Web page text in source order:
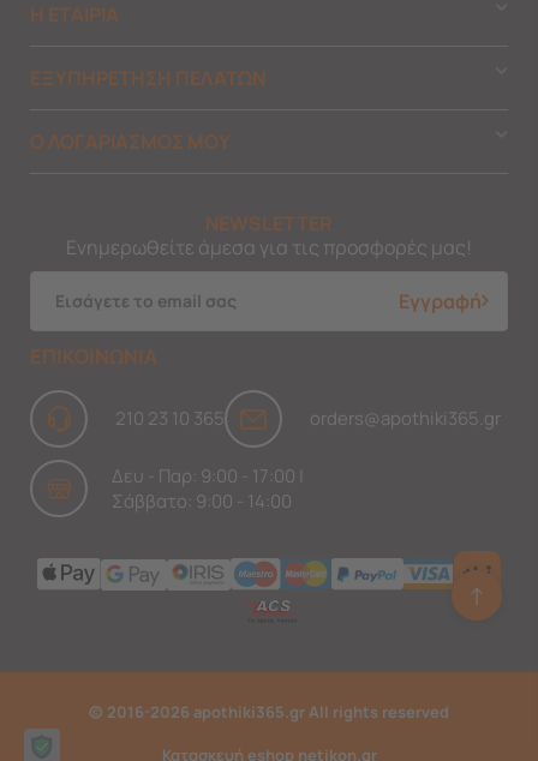
Η ΕΤΑΙΡΙΑ
ΕΞΥΠΗΡΕΤΗΣΗ ΠΕΛΑΤΩΝ
Ο ΛΟΓΑΡΙΑΣΜΟΣ ΜΟΥ
NEWSLETTER
Ενημερωθείτε άμεσα για τις προσφορές μας!
Εγγραφή
ΕΠΙΚΟΙΝΩΝΙΑ
210 23 10 365 orders@apothiki365.gr
Δευ - Παρ: 9:00 - 17:00 |
Σάββατο: 9:00 - 14:00
↑
© 2016-2026 apothiki365.gr All rights reserved
Κατασκευή eshop netikon.gr